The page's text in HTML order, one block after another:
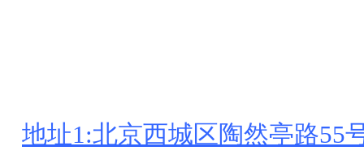
地址1:北京西城区陶然亭路55